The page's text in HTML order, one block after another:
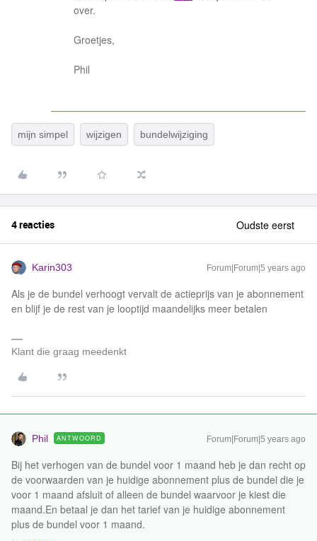
over.
Groetjes,
Phil
mijn simpel wijzigen bundelwijziging
4 reacties Oudste eerst
Karin303 Forum|Forum|5 years ago
Als je de bundel verhoogt vervalt de actieprijs van je abonnement
en blijf je de rest van je looptijd maandelijks meer betalen
Klant die graag meedenkt
Phil ANTWOORD Forum|Forum|5 years ago
Bij het verhogen van de bundel voor 1 maand heb je dan recht op
de voorwaarden van je huidige abonnement plus de bundel die je
voor 1 maand afsluit of alleen de bundel waarvoor je kiest die
maand.En betaal je dan het tarief van je huidige abonnement
plus de bundel voor 1 maand.